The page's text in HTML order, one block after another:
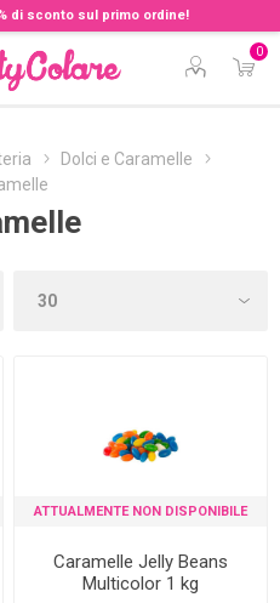
di sconto sul primo ordine!
0
Dolci e Caramelle
ATTUALMENTE NON DISPONIBILE
Caramelle Jelly Beans
Multicolor 1 kg